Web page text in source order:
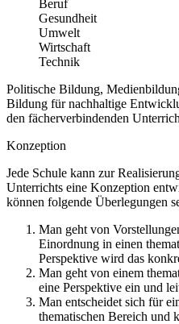
Beruf
Gesundheit
Umwelt
Wirtschaft
Technik
Politische Bildung,
Bildung für nachhaltige
den fächerverbindenden
Konzeption
Jede Schule kann zur
Unterrichts eine Konzeption
können folgende Überlegungen
Man geht von
Einordnung in einen
Perspektive wird das
Man geht von einem
eine Perspektive ein und
Man entscheidet sich für
thematischen Bereich und